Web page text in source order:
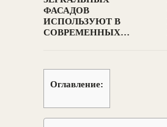
ФАСАДОВ
ИСПОЛЬЗУЮТ В
СОВРЕМЕННЫХ…
Оглавление: